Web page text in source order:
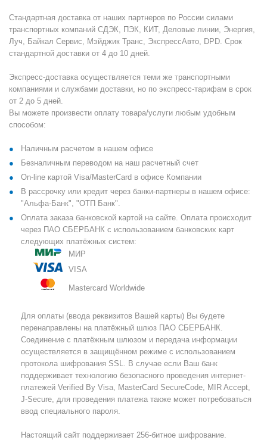
Стандартная доставка от наших партнеров по России силами
транспортных компаний СДЭК, ПЭК, КИТ, Деловые линии, Энергия,
Луч, Байкал Сервис, Мэйджик Транс, ЭкспрессАвто, DPD. Срок
стандартной доставки от 4 до 10 дней.
Экспресс-доставка осуществляется теми же транспортными
компаниями и службами доставки, но по экспресс-тарифам в срок
от 2 до 5 дней.
Вы можете произвести оплату товара/услуги любым удобным
способом:
Наличным расчетом в нашем офисе
Безналичным переводом на наш расчетный счет
On-line картой Visa/MasterCard в офисе Компании
В рассрочку или кредит через банки-партнеры в нашем офисе:
"Альфа-Банк", "ОТП Банк".
Оплата заказа банковской картой на сайте. Оплата происходит
через ПАО СБЕРБАНК с использованием банковских карт
следующих платёжных систем:
МИР
VISA
Mastercard Worldwide
Для оплаты (ввода реквизитов Вашей карты) Вы будете
перенаправлены на платёжный шлюз ПАО СБЕРБАНК.
Соединение с платёжным шлюзом и передача информации
осуществляется в защищённом режиме с использованием
протокола шифрования SSL. В случае если Ваш банк
поддерживает технологию безопасного проведения интернет-
платежей Verified By Visa, MasterCard SecureCode, MIR Accept,
J-Secure, для проведения платежа также может потребоваться
ввод специального пароля.
Настоящий сайт поддерживает 256-битное шифрование.